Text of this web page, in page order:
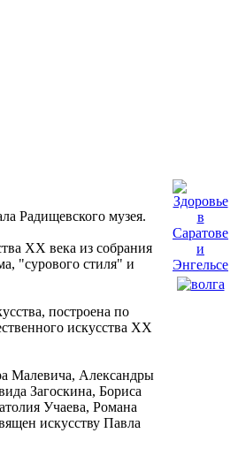
Радищевского музея.
XX века из собрания
"сурового стиля" и
построена по
искусства XX
Малевича, Александры
Загоскина, Бориса
Учаева, Романа
искусству Павла